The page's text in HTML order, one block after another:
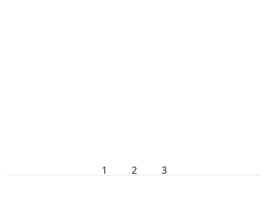
1 2 3